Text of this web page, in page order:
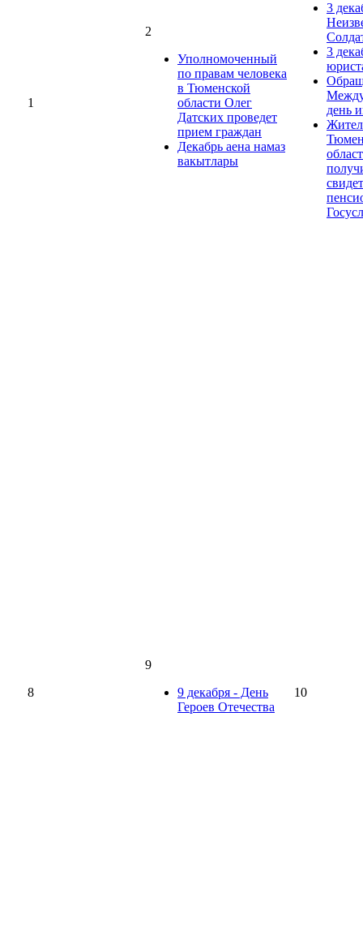
1
2
Уполномоченный
по правам человека
в Тюменской
области Олег
Датских проведет
прием граждан
Декабрь аена намаз
вакытлары
3
3
день
8
9
9 декабря - День
Героев Отечества
10